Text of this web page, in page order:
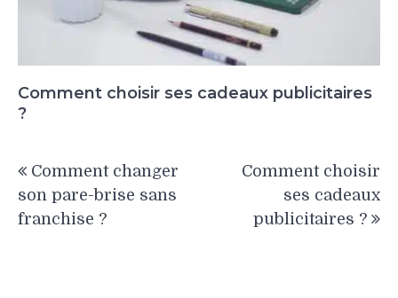
Comment choisir ses cadeaux publicitaires
?
de
l’article
Comment changer
son pare-brise sans
franchise ?
Comment choisir
ses cadeaux
publicitaires ?